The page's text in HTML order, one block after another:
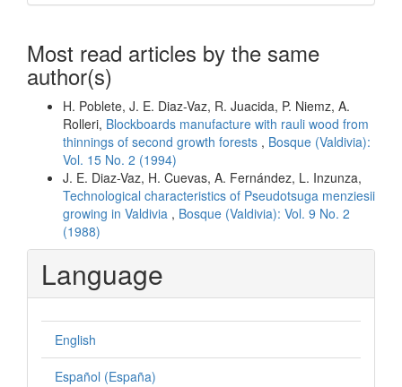
Most read articles by the same
author(s)
H. Poblete, J. E. Diaz-Vaz, R. Juacida, P. Niemz, A.
Rolleri, Blockboards manufacture with rauli wood from
thinnings of second growth forests , Bosque (Valdivia):
Vol. 15 No. 2 (1994)
J. E. Diaz-Vaz, H. Cuevas, A. Fernández, L. Inzunza,
Technological characteristics of Pseudotsuga menziesii
growing in Valdivia , Bosque (Valdivia): Vol. 9 No. 2
(1988)
Language
English
Español (España)